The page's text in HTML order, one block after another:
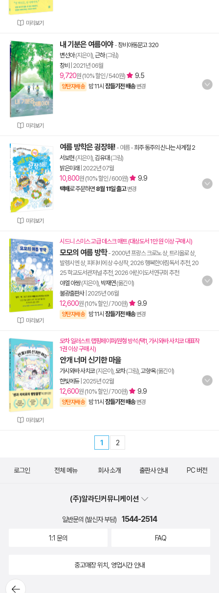
미리보기
미리보기
내 기분은 여름이야 -창비아동문고 320
변선아(지은이), 근하(그림)
창비
2021년 06월
9,720원 (10% 할인 / 540원) 9.5
양탄자배송 밤 11시 잠들기전 배송 변경
미리보기
여름 방학은 굉장해! - 여름-희주 동주의 신나는 사계절 2
서보현 (지은이), 김유대 (그림)
밝은미래 2022년 07월
10,800원 (10% 할인 / 600원) 9.9
택배로 주문하면 8월 11일 출고 변경
미리보기
시드니 스미스 고급 데스크 매트 (대상도서 1만 원 이상 구매 시)
모모의 여름 방학- 2000년 프랑스 크로노 상, 트리올로 상,
발렝시엔 상, 피티비에 상 수상작, 2026 행복한아침독서 추천, 20
25 학교도서관저널 추천, 2026 어린이도서연구회 추천
야엘 아쌍(지은이), 박재연(옮긴이)
불광출판사| 2025년 06월
12,600원 (10% 할인 / 700원) 9.9
양탄자배송 밤 11시 잠들기전 배송 변경
미리보기
모차 일러스트 랩핑페이퍼/원형 방석 (택1, 가시와바 사치코 대표작
1권 이상 구매 시)
안개 너머 신기한 마을
가시와바 사치코(지은이), 모차(그림), 고향옥(옮긴이)
한빛에듀| 2025년 02월
12,600원 (10% 할인 / 700원) 9.9
양탄자배송 밤 11시 잠들기전 배송 변경
1 2
뒤로가
로그인 전체 메뉴 회사 소개 출판사 안내 PC 버전
(주)알라딘커뮤니케이션
일반문의 (발신자 부담) 1544-2514
1:1 문의 FAQ
중고매장 위치, 영업시간 안내